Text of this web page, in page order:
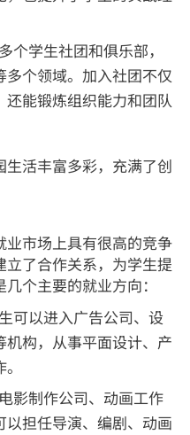
个学生社团和俱乐部，
个领域。加入社团不仅
能锻炼组织能力和团队
活丰富多彩，充满了创
市场上具有很高的竞争
了合作关系，为学生提
个主要的就业方向：
可以进入广告公司、设
构，从事平面设计、产
影制作公司、动画工作
担任导演、编剧、动画